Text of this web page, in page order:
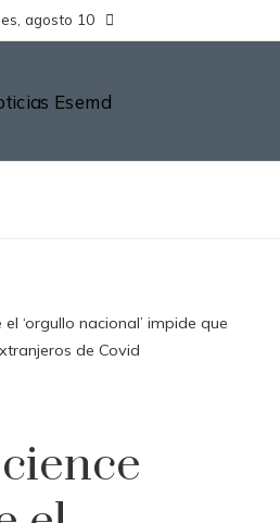
agosto 10
‘orgullo nacional’ impide que
de Covid